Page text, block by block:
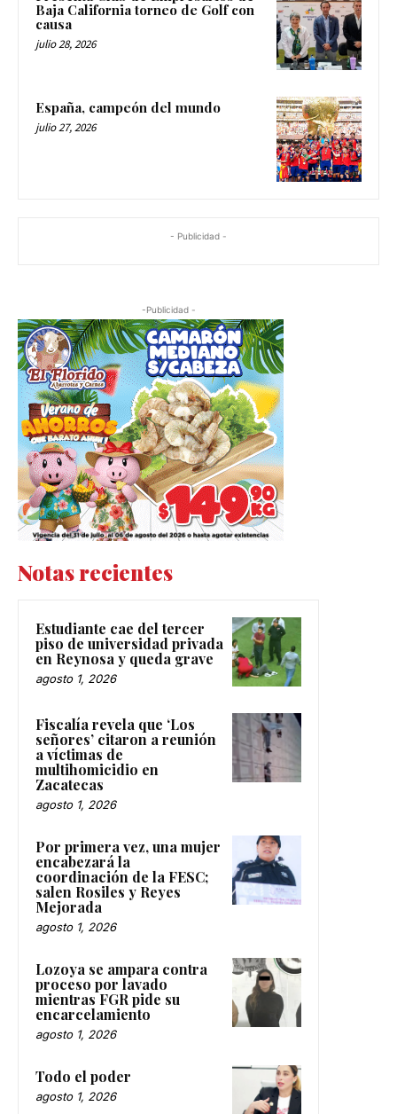
Baja California torneo de Golf con
causa
julio 28, 2026
España, campeón del mundo
julio 27, 2026
- Publicidad -
-Publicidad -
Notas recientes
Estudiante cae del tercer
piso de universidad privada
en Reynosa y queda grave
agosto 1, 2026
Fiscalía revela que ‘Los
señores’ citaron a reunión
a víctimas de
multihomicidio en
Zacatecas
agosto 1, 2026
Por primera vez, una mujer
encabezará la
coordinación de la FESC;
salen Rosiles y Reyes
Mejorada
agosto 1, 2026
Lozoya se ampara contra
proceso por lavado
mientras FGR pide su
encarcelamiento
agosto 1, 2026
Todo el poder
agosto 1, 2026